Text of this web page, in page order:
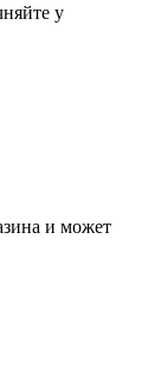
у
и может